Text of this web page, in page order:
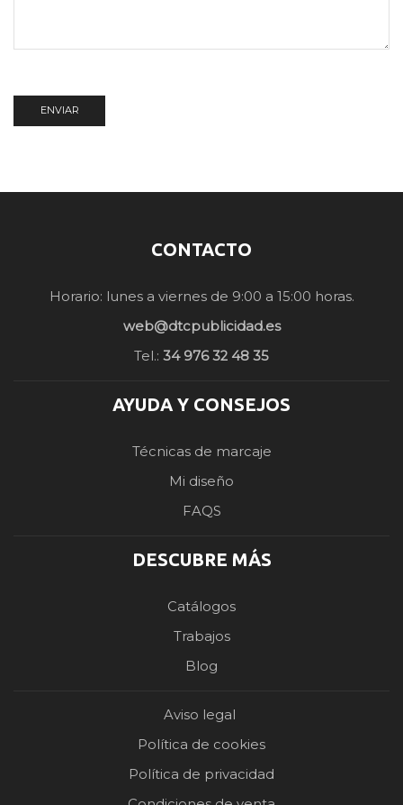
CONTACTO
Horario: lunes a viernes de 9:00 a 15:00 horas.
web@dtcpublicidad.es
Tel.: 34 976 32 48 35
AYUDA Y CONSEJOS
Técnicas de marcaje
Mi diseño
FAQS
DESCUBRE MÁS
Catálogos
Trabajos
Blog
Aviso legal
Política de cookies
Política de privacidad